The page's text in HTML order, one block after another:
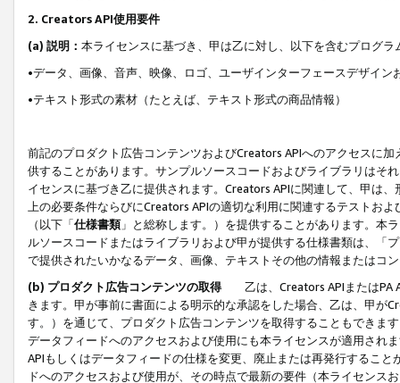
2. Creators API使用要件
(a) 説明： 本ライセンスに基づき、甲は乙に対し、以下を含むプログ
•データ、画像、音声、映像、ロゴ、ユーザインターフェースデザイ
•テキスト形式の素材（たとえば、テキスト形式の商品情報）
前記のプロダクト広告コンテンツおよびCreators APIへのアクセスに
供することがあります。サンプルソースコードおよびライブラリはそ
イセンスに基づき乙に提供されます。Creators APIに関連して、甲は
上の必要条件ならびにCreators APIの適切な利用に関連するテストお
（以下「仕様書類」と総称します。）を提供することがあります。本
ルソースコードまたはライブラリおよび甲が提供する仕様書類は、「
で提供されたいかなるデータ、画像、テキストその他の情報またはコ
(b) プロダクト広告コンテンツの取得
乙は、Creators APIまたはPA
きます。甲が事前に書面による明示的な承認をした場合、乙は、甲が
す。）を通じて、プロダクト広告コンテンツを取得することもできま
データフィードへのアクセスおよび使用にも本ライセンスが適用され
APIもしくはデータフィードの仕様を変更、廃止または再発行するこ
ドへのアクセスおよび使用が、その時点で最新の要件（本ライセン